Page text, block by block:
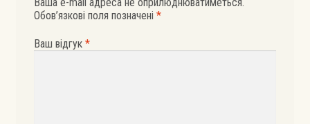
Обов’язкові поля позначені *
Ваш відгук *